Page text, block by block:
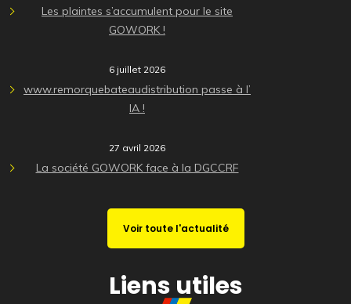
Les plaintes s’accumulent pour le site
GOWORK !
6 juillet 2026
www.remorquebateaudistribution passe à l’
IA !
27 avril 2026
La société GOWORK face à la DGCCRF
Voir toute l'actualité
Liens utiles